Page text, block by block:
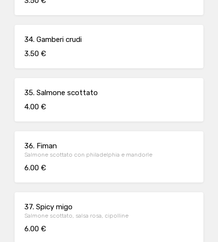
34. Gamberi crudi
3.50 €
35. Salmone scottato
4.00 €
36. Fiman
Salmone scottato con philadelphia e mandorle
6.00 €
37. Spicy migo
Salmone scottato, salsa rosa, cipolline
6.00 €